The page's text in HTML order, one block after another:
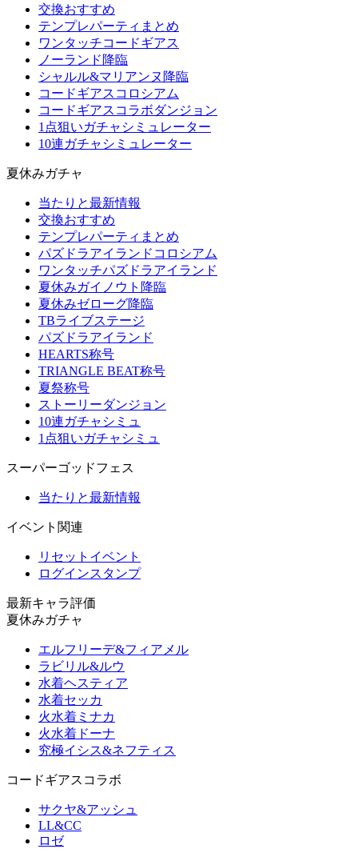
交換おすすめ
テンプレパーティまとめ
ワンタッチコードギアス
ノーランド降臨
シャルル&マリアンヌ降臨
コードギアスコロシアム
コードギアスコラボダンジョン
1点狙いガチャシミュレーター
10連ガチャシミュレーター
夏休みガチャ
当たりと最新情報
交換おすすめ
テンプレパーティまとめ
パズドラアイランドコロシアム
ワンタッチパズドラアイランド
夏休みガイノウト降臨
夏休みゼローグ降臨
TBライブステージ
パズドラアイランド
HEARTS称号
TRIANGLE BEAT称号
夏祭称号
ストーリーダンジョン
10連ガチャシミュ
1点狙いガチャシミュ
スーパーゴッドフェス
当たりと最新情報
イベント関連
リセットイベント
ログインスタンプ
最新キャラ評価
夏休みガチャ
エルフリーデ&フィアメル
ラビリル&ルウ
水着ヘスティア
水着セッカ
火水着ミナカ
火水着ドーナ
究極イシス&ネフティス
コードギアスコラボ
サクヤ&アッシュ
LL&CC
ロゼ